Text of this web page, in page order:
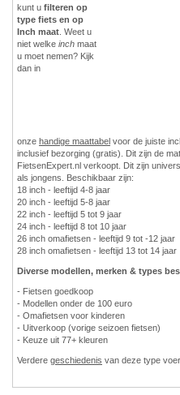
kunt u filteren op
type fiets en op
Inch maat . Weet u
niet welke inch maat
u moet nemen? Kijk
dan in
onze handige maattabel voor de juiste
inclusief bezorging (gratis). Dit zijn de
FietsenExpert.nl verkoopt. Dit zijn
als jongens. Beschikbaar zijn:
18 inch - leeftijd 4-8 jaar
20 inch - leeftijd 5-8 jaar
22 inch - leeftijd 5 tot 9 jaar
24 inch - leeftijd 8 tot 10 jaar
26 inch omafietsen - leeftijd 9 tot -12 jaar
28 inch omafietsen - leeftijd 13 tot 14 jaar
Diverse modellen, merken & types
- Fietsen goedkoop
- Modellen onder de 100 euro
- Omafietsen voor kinderen
- Uitverkoop (vorige seizoen fietsen)
- Keuze uit 77+ kleuren
Verdere geschiedenis van deze type